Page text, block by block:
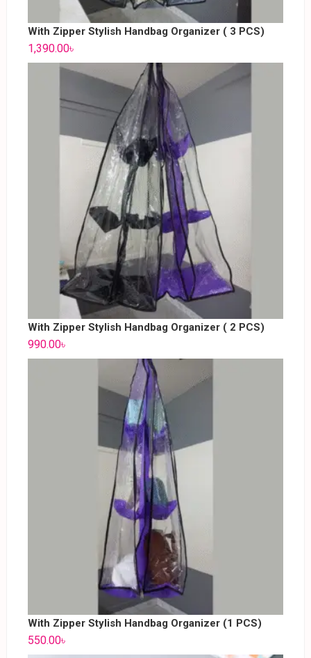
With Zipper Stylish Handbag Organizer ( 3 PCS)
1,390.00৳
With Zipper Stylish Handbag Organizer ( 2 PCS)
990.00৳
With Zipper Stylish Handbag Organizer (1 PCS)
550.00৳